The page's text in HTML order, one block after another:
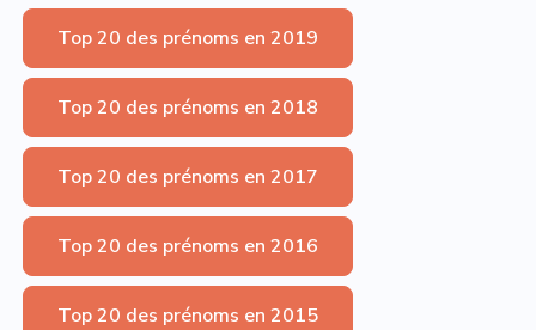
Top 20 des prénoms en 2019
Top 20 des prénoms en 2018
Top 20 des prénoms en 2017
Top 20 des prénoms en 2016
Top 20 des prénoms en 2015